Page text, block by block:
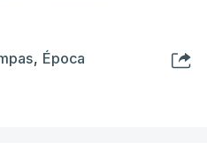
, Época